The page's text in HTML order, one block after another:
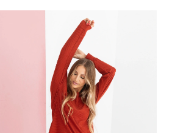
0
widać, że spodnie mają
również mają kieszenie ?